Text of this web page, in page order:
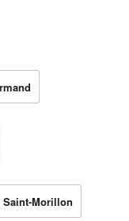
Saint-Morillon